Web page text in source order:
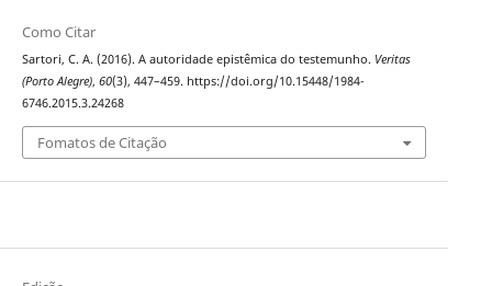
Como Citar
Sartori, C. A. (2016). A autoridade epistêmica do testemunho. Veritas
(Porto Alegre), 60(3), 447–459. https://doi.org/10.15448/1984-
6746.2015.3.24268
Fomatos de Citação